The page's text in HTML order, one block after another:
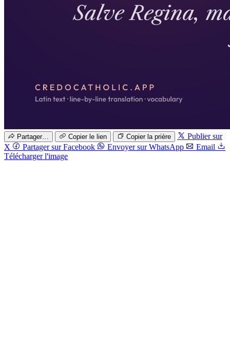
Partager… Copier le lien Copier la prière
Publier sur
X
Partager sur Facebook Envoyer sur WhatsApp
Email
Télécharger l'image